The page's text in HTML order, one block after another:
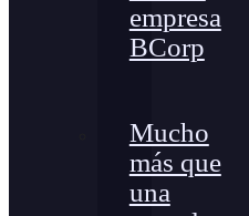
empresa
BCorp
Mucho
más que
una